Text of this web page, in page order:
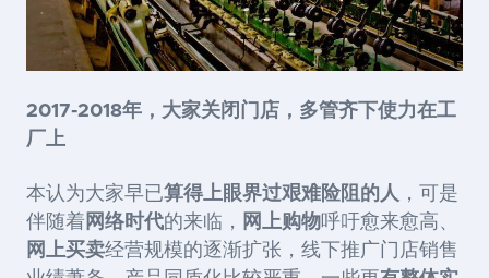
2017-2018年，大家关闭门店，多管齐下使力在工
厂上
本认为大家早已算得上眼界过艰难险阻的人 ，可是
伴随着网络时代的来临， 网上购物呼吁愈来愈高、
网上买卖经营规模的逐渐扩张，线下推广门店销售